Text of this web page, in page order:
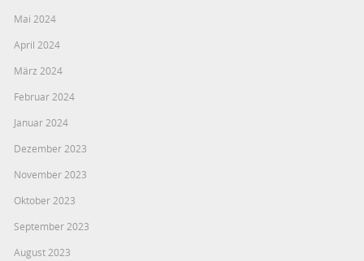
Mai 2024
April 2024
März 2024
Februar 2024
Januar 2024
Dezember 2023
November 2023
Oktober 2023
September 2023
August 2023